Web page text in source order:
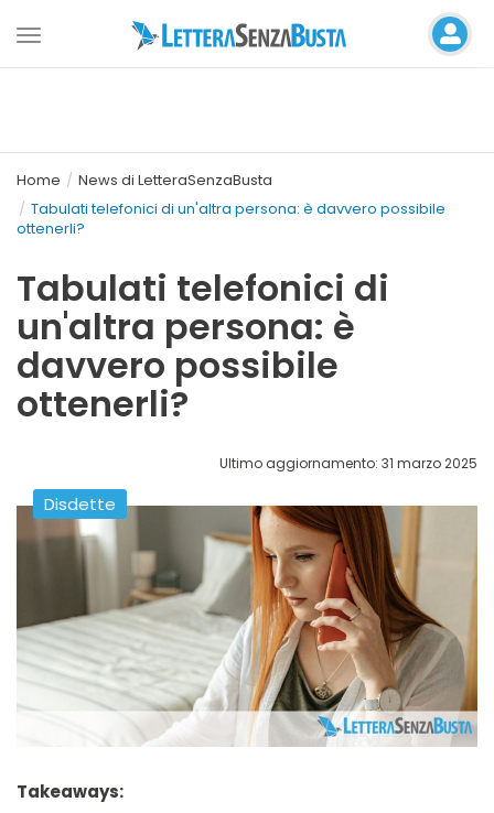
Toggle
Home
News di LetteraSenzaBusta
Tabulati telefonici di un'altra persona: è davvero possibile
ottenerli?
Tabulati telefonici di
un'altra persona: è
davvero possibile
ottenerli?
Ultimo aggiornamento: 31 marzo 2025
Disdette
Takeaways: